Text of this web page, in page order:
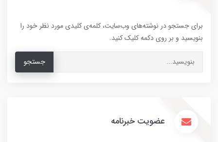
برای جستجو در نوشته‌های وب‌سایت، کلمه‌ی کلیدی مورد نظر خود را
بنویسید و بر روی دکمه کلیک کنید.
جستجو
عضویت خبرنامه